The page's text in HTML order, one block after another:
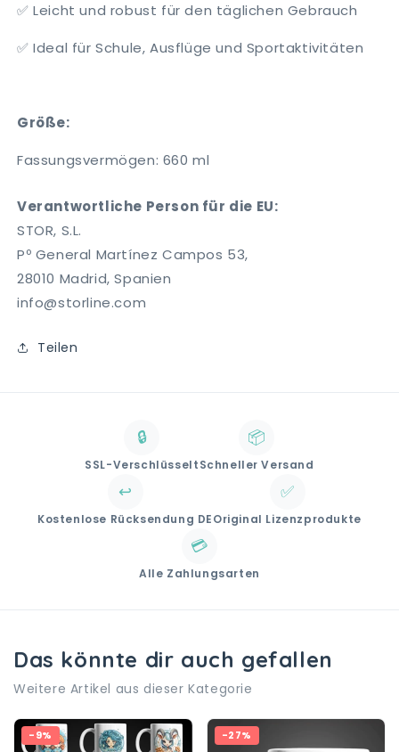
✅ Leicht und robust für den täglichen Gebrauch
✅ Ideal für Schule, Ausflüge und Sportaktivitäten
Größe:
Fassungsvermögen: 660 ml
Verantwortliche Person für die EU:
STOR, S.L.
Pº General Martínez Campos 53,
28010 Madrid, Spanien
info@storline.com
Teilen
🔒
SSL-Verschlüsselt
📦
Schneller Versand
↩️
Kostenlose Rücksendung DE
✅
Original Lizenzprodukte
💳
Alle Zahlungsarten
Das könnte dir auch gefallen
Weitere Artikel aus dieser Kategorie
-9% -27%